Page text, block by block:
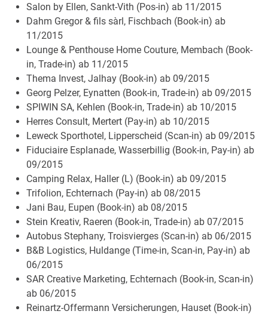
Salon by Ellen, Sankt-Vith (Pos-in) ab 11/2015
Dahm Gregor & fils sàrl, Fischbach (Book-in) ab
11/2015
Lounge & Penthouse Home Couture, Membach (Book-
in, Trade-in) ab 11/2015
Thema Invest, Jalhay (Book-in) ab 09/2015
Georg Pelzer, Eynatten (Book-in, Trade-in) ab 09/2015
SPIWIN SA, Kehlen (Book-in, Trade-in) ab 10/2015
Herres Consult, Mertert (Pay-in) ab 10/2015
Leweck Sporthotel, Lipperscheid (Scan-in) ab 09/2015
Fiduciaire Esplanade, Wasserbillig (Book-in, Pay-in) ab
09/2015
Camping Relax, Haller (L) (Book-in) ab 09/2015
Trifolion, Echternach (Pay-in) ab 08/2015
Jani Bau, Eupen (Book-in) ab 08/2015
Stein Kreativ, Raeren (Book-in, Trade-in) ab 07/2015
Autobus Stephany, Troisvierges (Scan-in) ab 06/2015
B&B Logistics, Huldange (Time-in, Scan-in, Pay-in) ab
06/2015
SAR Creative Marketing, Echternach (Book-in, Scan-in)
ab 06/2015
Reinartz-Offermann Versicherungen, Hauset (Book-in)